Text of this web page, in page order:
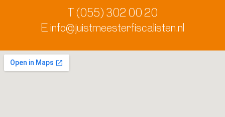
(055) 302 00 20
E info@juistmeesterfiscalisten.nl